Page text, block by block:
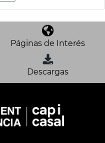
Páginas de Interés
Descargas